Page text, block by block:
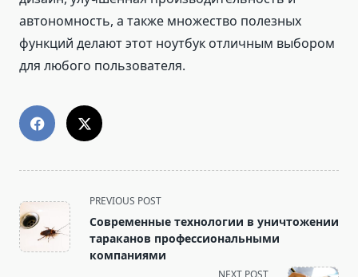
автономность, а также множество полезных
функций делают этот ноутбук отличным выбором
для любого пользователя.
<span
class="nav-
subtitle
screen-
PREVIOUS POST
Современные технологии в уничтожении
тараканов профессиональными
компаниями